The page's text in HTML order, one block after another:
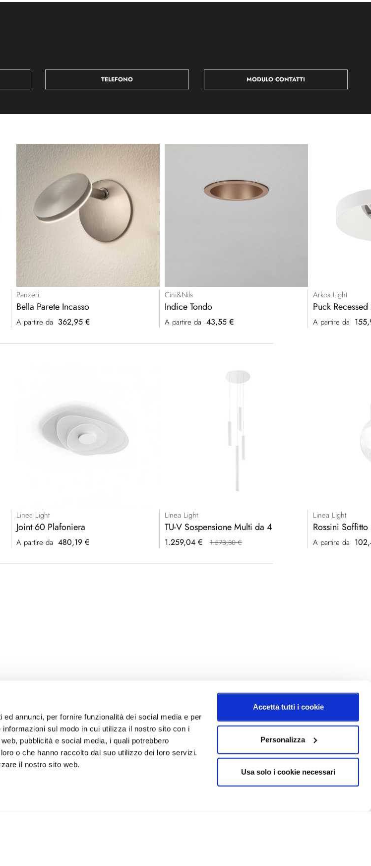
annunci, per fornire funzionalità dei social media e per
sul modo in cui utilizza il nostro sito con i
pubblicità e social media, i quali potrebbero
o che hanno raccolto dal suo utilizzo dei loro servizi.
il nostro sito web.
Accetta tutti i cookie
Personalizza
Usa solo i cookie necessari
TELEFONO MODULO CONTATTI
Panzeri
Bella Parete Incasso
A partire da 362,95 €
Cini&Nils
Indice Tondo
A partire da 43,55 €
Arkos Light
Puck
A partire da
Linea Light
Joint 60 Plafoniera
A partire da 480,19 €
Linea Light
TU-V Sospensione Multi da 4
Prezzo
1.259,04 € 1.573,80 €
Linea Light
Rossini Soffitto
A partire da